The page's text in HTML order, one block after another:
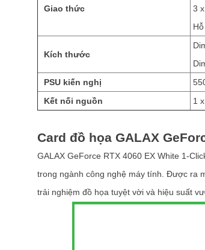
Giao thức
3
Kích thước
PSU kiến nghị
Kết nối nguồn
1
Card đồ họa GALAX
GALAX GeForce RTX 4060 EX White 1-
trong ngành công nghệ máy tính. Được ra
trải nghiệm đồ họa tuyệt vời và hiệu suất